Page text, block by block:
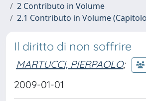
2 Contributo in Volume
2.1 Contributo in Volume
Il diritto di non soffrire
MARTUCCI, PIERPAOLO;
2009-01-01